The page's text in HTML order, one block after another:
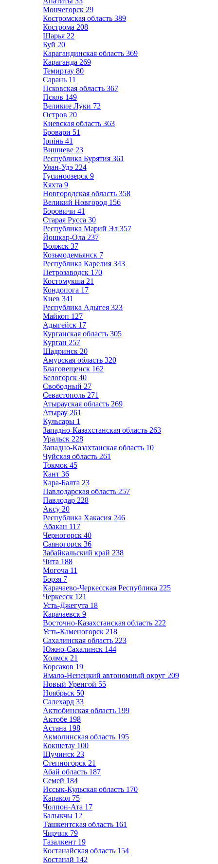
Мончегорск 29
Костромская область 389
Кострома 208
Шарья 22
Буй 20
Карагандинская область 369
Караганда 269
Темиртау 80
Сарань 11
Псковская область 367
Псков 149
Великие Луки 72
Остров 20
Киевская область 363
Бровари 51
Ірпінь 41
Вишневе 23
Республика Бурятия 361
Улан-Удэ 224
Гусиноозерск 9
Кяхта 9
Новгородская область 358
Великий Новгород 156
Боровичи 41
Старая Русса 30
Республика Марий Эл 357
Йошкар-Ола 237
Волжск 37
Козьмодемьянск 7
Республика Карелия 343
Петрозаводск 170
Костомукша 21
Кондопога 17
Киев 341
Республика Адыгея 323
Майкоп 127
Адыгейск 17
Курганская область 305
Курган 257
Шадринск 20
Амурская область 320
Благовещенск 162
Белогорск 40
Свободный 27
Севастополь 271
Атырауская область 269
Атырау 261
Кульсары 1
Западно-Казахстанская область 263
Уральск 228
Западно-Казахтанская область 10
Чуйская область 261
Токмок 45
Кант 36
Кара-Балта 23
Павлодарская область 257
Павлодар 228
Аксу 20
Республика Хакасия 246
Абакан 117
Черногорск 40
Саяногорск 36
Забайкальский край 238
Чита 188
Могоча 11
Борзя 7
Карачаево-Черкесская Республика 225
Черкесск 121
Усть-Джегута 18
Карачаевск 9
Восточно-Казахстанская область 222
Усть-Каменогорск 218
Сахалинская область 223
Южно-Сахалинск 144
Холмск 21
Корсаков 19
Ямало-Ненецкий автономный округ 209
Новый Уренгой 55
Ноябрьск 50
Салехард 33
Актюбинская область 199
Актобе 198
Астана 198
Акмолинская область 195
Кокшетау 100
Щучинск 23
Степногорск 21
Абай область 187
Семей 184
Иссык-Кульская область 170
Каракол 75
Чолпон-Ата 17
Балыкчы 12
Ташкентская область 161
Чирчик 79
Газалкент 19
Костанайская область 154
Костанай 142